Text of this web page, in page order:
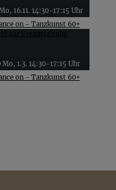
16.11. 14:30-17:15 Uhr
on - Tanzkunst 60+
Mo, 1.3. 14:30-17:15 Uhr
on - Tanzkunst 60+